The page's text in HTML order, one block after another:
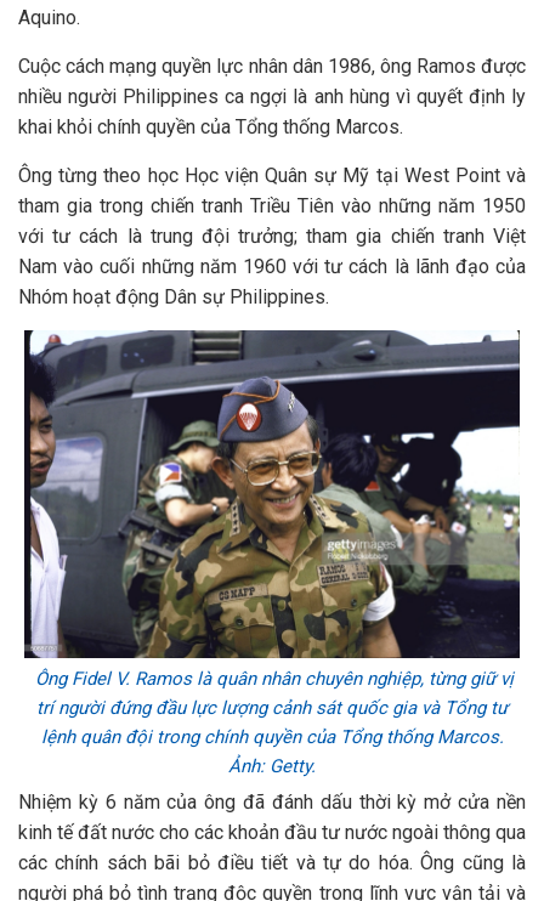
Aquino.
Cuộc cách mạng quyền lực nhân dân 1986, ông Ramos được
nhiều người Philippines ca ngợi là anh hùng vì quyết định ly
khai khỏi chính quyền của Tổng thống Marcos.
Ông từng theo học Học viện Quân sự Mỹ tại West Point và
tham gia trong chiến tranh Triều Tiên vào những năm 1950
với tư cách là trung đội trưởng; tham gia chiến tranh Việt
Nam vào cuối những năm 1960 với tư cách là lãnh đạo của
Nhóm hoạt động Dân sự Philippines.
Ông Fidel V. Ramos là quân nhân chuyên nghiệp, từng giữ vị
trí người đứng đầu lực lượng cảnh sát quốc gia và Tổng tư
lệnh quân đội trong chính quyền của Tổng thống Marcos.
Ảnh: Getty.
Nhiệm kỳ 6 năm của ông đã đánh dấu thời kỳ mở cửa nền
kinh tế đất nước cho các khoản đầu tư nước ngoài thông qua
các chính sách bãi bỏ điều tiết và tự do hóa. Ông cũng là
người phá bỏ tình trạng độc quyền trong lĩnh vực vận tải và